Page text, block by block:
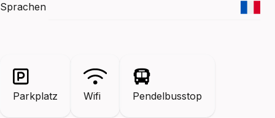
Sprachen
Parkplatz Wifi Pendelbusstop